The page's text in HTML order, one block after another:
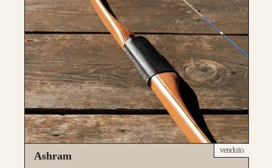
Ashram venduto